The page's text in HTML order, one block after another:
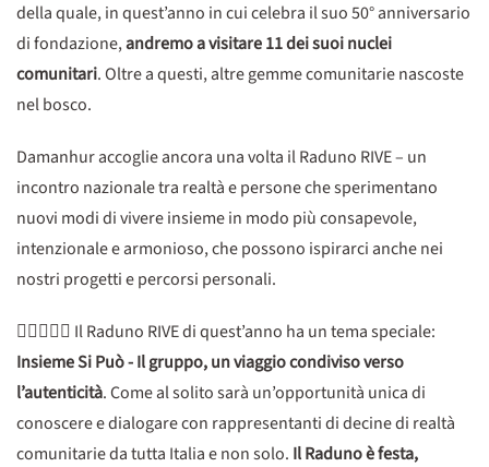
della quale, in quest’anno in cui celebra il suo 50° anniversario
di fondazione,andremo a visitare 11 dei suoi nuclei
comunitari. Oltre a questi, altre gemme comunitarie nascoste
nel bosco.
Damanhur accoglie ancora una volta il Raduno RIVE – un
incontro nazionale tra realtà e persone che sperimentano
nuovi modi di vivere insieme in modo più consapevole,
intenzionale e armonioso, che possono ispirarci anche nei
nostri progetti e percorsi personali.
👩🏾‍❤️‍👨🏾​ Il Raduno RIVE di quest’anno ha un tema speciale:
Insieme Si Può - Il gruppo, un viaggio condiviso verso
l’autenticità. Come al solito sarà un’opportunità unica di
conoscere e dialogare con rappresentanti di decine di realtà
comunitarie da tutta Italia e non solo. Il Raduno è festa,